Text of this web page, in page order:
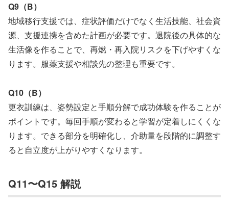
Q9（B）
地域移行支援では、症状評価だけでなく生活技能、社会資
源、支援連携を含めた計画が必要です。退院後の具体的な
生活像を作ることで、再燃・再入院リスクを下げやすくな
ります。服薬支援や相談先の整理も重要です。
Q10（B）
更衣訓練は、姿勢設定と手順分解で成功体験を作ることが
ポイントです。毎回手順が変わると学習が定着しにくくな
ります。できる部分を明確化し、介助量を段階的に調整す
ると自立度が上がりやすくなります。
Q11〜Q15 解説